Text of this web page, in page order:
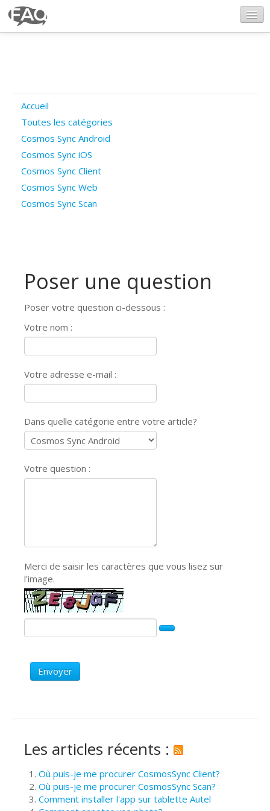
Poser une question
Questions ouvertes
Connexion
Accueil
Toutes les catégories
Cosmos Sync Android
Cosmos Sync iOS
Cosmos Sync Client
Cosmos Sync Web
Cosmos Sync Scan
Poser une question
Poser votre question ci-dessous :
Votre nom :
Votre adresse e-mail :
Dans quelle catégorie entre votre article?
Votre question :
Merci de saisir les caractères que vous lisez sur
l'image.
Envoyer
Les articles récents :
Où puis-je me procurer CosmosSync Client?
Où puis-je me procurer CosmosSync Scan?
Comment installer l'app sur tablette Autel